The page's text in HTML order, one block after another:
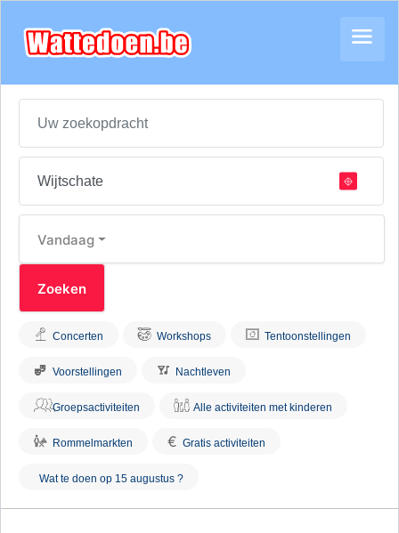
Vandaag
Concerten Workshops Tentoonstellingen
Voorstellingen Nachtleven
Groepsactiviteiten Alle activiteiten met kinderen
Rommelmarkten € Gratis activiteiten
Wat te doen op 15 augustus ?